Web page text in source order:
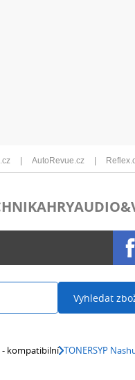
AutoRevue.cz
HRY
Vyhledat
- kompatibilní TONERSYP